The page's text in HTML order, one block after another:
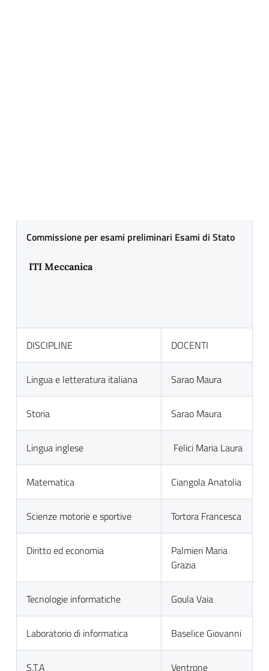
Commissione per esami preliminari Esami di Stato
ITI Meccanica
DISCIPLINE DOCENTI
Lingua e letteratura italiana Sarao Maura
Storia Sarao Maura
Lingua inglese Felici Maria Laura
Matematica Ciangola Anatolia
Scienze motorie e sportive Tortora Francesca
Diritto ed economia
Palmieri Maria
Grazia
Tecnologie informatiche Goula Vaia
Laboratorio di informatica Baselice Giovanni
S.T.A Ventrone